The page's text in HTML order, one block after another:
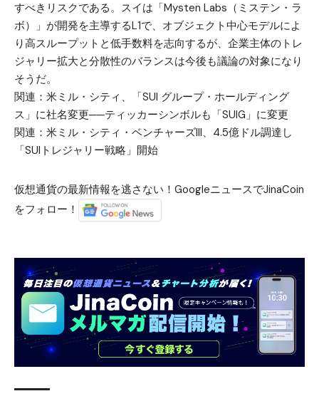
すべきリスクである。スイは「Mysten Labs（ミステン・ラ
ボ）」が開発を主導するL1で、オブジェクト中心モデルによ
り高スループットと低手数料を志向するが、企業主体のトレ
ジャリー拡大と分散性のバランスは今後も議論の対象になり
そうだ。
関連： 米ミル・シティ、「SUI グループ・ホールディング
ス」に社名変更──ティッカーシンボルも「SUIG」に変更
関連： 米ミル・シティ・ベンチャーズIII、4.5億ドル調達し
「SUIトレジャリー戦略」開始
仮想通貨の最新情報を逃さない！GoogleニュースでJinaCoin
をフォロー！